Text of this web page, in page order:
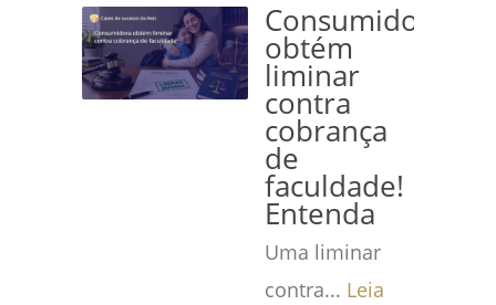
Consumidora
obtém
liminar
contra
cobrança
de
faculdade!
Entenda
Uma liminar
contra... Leia